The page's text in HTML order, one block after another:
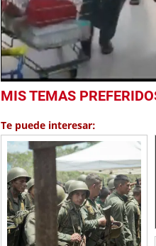
seconds
1
minute,
36
seconds
Volume
0%
MIS TEMAS
Te puede interesar: